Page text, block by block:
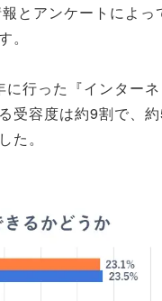
とアンケートによっ
行った『インター
受容度は約9割で、
た。